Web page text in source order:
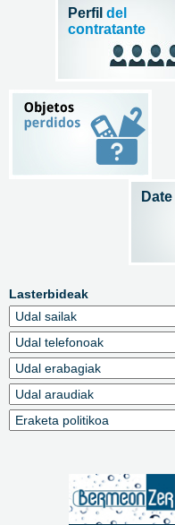
Lasterbideak
Perfil del
contratante
Date